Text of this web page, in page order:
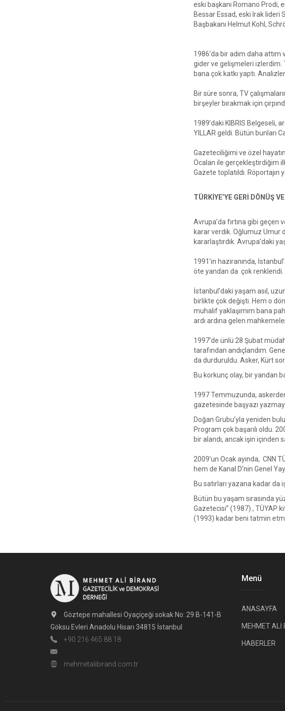
eski başkanı Romano Prodi,
Bessar Essad, eski Irak lideri
Başbakanı Helmut Kohl,
1986’da bir adım daha
gider ve gelişmeleri izlerdim.
bana çok katkı yaptı.
Bir süre sonra, TV
birşeyler bırakmak için
1989’daki KIBRIS Belgeseli,
YILLAR geldi. Bütün bunları
Gazeteciliğimi ve özel
Öcalan ile gerçekleştirdiğim
Gazete toplatıldı. Röportajın
TÜRKİYE’YE GERİ DÖNÜŞ
Avrupa’da fırtına gibi geçen
karar verdik. Oğlumuz Umur
kararlaştırdık. Avrupa’daki
1991’in haziranında,
öte yandan da çok renklendi.
İstanbul’daki yaşam asıl,
birlikte çok değişti. Hem o
muhalif yaklaşımım bana
ardı ardına gelen
1997’de ünlü 28 Şubat
tarafından andıçlandım.
da durduruldu. Asker, Kürt
Bu korkunç olay, bir yandan
1997 Temmuzunda,
gazetesinde başyazı
Doğan Grubu’yla yeniden
Program çok başarılı oldu.
bir alandı, ancak işin içinden
2009’un Ocak ayında, CNN
hem de Kanal D’nin Genel
Bu satırları yazana kadar da
Bütün bu yaşam sırasında
Gazetecisi” (1987) , TÜYAP
(1993) kadar beni tatmin
Göztepe mahallesi Oyaçiçeği sokak No: 29 B-141-B
Göksu Evleri Anadolu Hisarı 34815 İstanbul
+90 216 465 88 18
mehmetalibirand.com.tr
Menü
ANASAYFA
MEHMET ALİ
HABERLER